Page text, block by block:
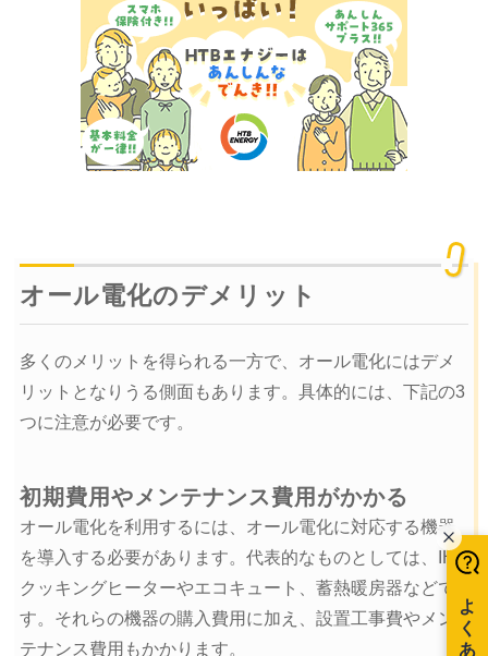
オール電化のデメリット
多くのメリットを得られる一方で、オール電化にはデメ
リットとなりうる側面もあります。具体的には、下記の3
つに注意が必要です。
初期費用やメンテナンス費用がかかる
オール電化を利用するには、オール電化に対応する機器
を導入する必要があります。代表的なものとしては、IH
クッキングヒーターやエコキュート、蓄熱暖房器などで
す。それらの機器の購入費用に加え、設置工事費やメン
テナンス費用もかかります。